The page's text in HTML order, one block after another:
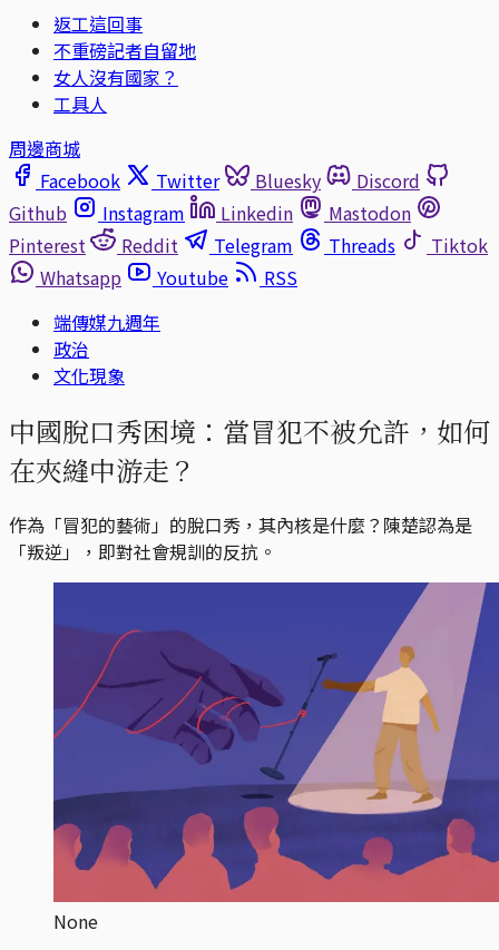
返工這回事
不重磅記者自留地
女人沒有國家？
工具人
周邊商城
Facebook
Twitter Bluesky
Discord
Github
Instagram Linkedin
Mastodon
Pinterest
Reddit Telegram Threads
Tiktok
Whatsapp
Youtube
RSS
端傳媒九週年
政治
文化現象
中國脫口秀困境：當冒犯不被允許，如何
在夾縫中游走？
作為「冒犯的藝術」的脫口秀，其內核是什麼？陳楚認為是
「叛逆」，即對社會規訓的反抗。
None